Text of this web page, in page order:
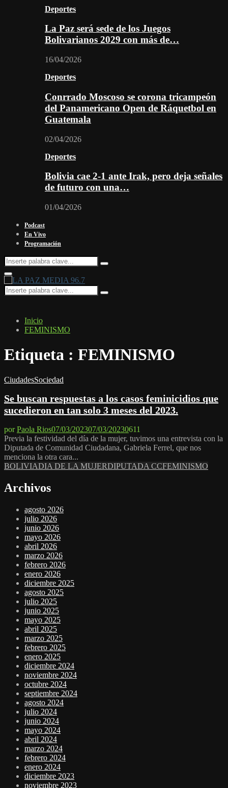
Deportes
La Paz será sede de los Juegos
Bolivarianos 2029 con más de…
16/04/2026
Deportes
Conrrado Moscoso se corona tricampeón
del Panamericano Open de Ráquetbol en
Guatemala
02/04/2026
Deportes
Bolivia cae 2-1 ante Irak, pero deja señales
de futuro con una…
01/04/2026
Podcast
En Vivo
Programación
Search
for:
Search
Facebook
Twitter
Instagram
Youtube
Email
Twitch
Whatsapp
Primary
Menu
Search
for:
Search
Inicio
FEMINISMO
Etiqueta : FEMINISMO
CiudadesSociedad
Se buscan respuestas a los casos feminicidios que
sucedieron en tan solo 3 meses del 2023.
porPaola Rios07/03/202307/03/20230611
Previa la festividad del día de la mujer, tuvimos una entrevista con la
Diputada de Comunidad Ciudadana, Gabriela Ferrel, que nos
menciona la otra cara...
BOLIVIADIA DE LA MUJERDIPUTADA CCFEMINISMO
Archivos
agosto 2026
julio 2026
junio 2026
mayo 2026
abril 2026
marzo 2026
febrero 2026
enero 2026
diciembre 2025
agosto 2025
julio 2025
junio 2025
mayo 2025
abril 2025
marzo 2025
febrero 2025
enero 2025
diciembre 2024
noviembre 2024
octubre 2024
septiembre 2024
agosto 2024
julio 2024
junio 2024
mayo 2024
abril 2024
marzo 2024
febrero 2024
enero 2024
diciembre 2023
noviembre 2023